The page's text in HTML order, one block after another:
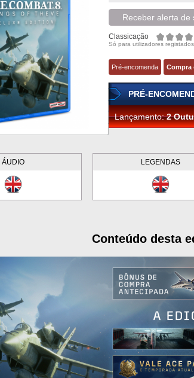
Receber alerta de
Classicação
Só para utilizadores registados
Pré-encomenda Compra
PRÉ-
Lançamento:2
ÁUDIO LEGENDAS
Conteúdo desta